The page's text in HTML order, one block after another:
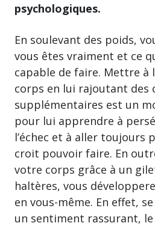
psychologiques.
En soulevant des poids,
vous êtes vraiment et ce
capable de faire. Mettre à
corps en lui rajoutant des
supplémentaires est un
pour lui apprendre à
l’échec et à aller toujours
croit pouvoir faire. En
votre corps grâce à un
haltères, vous
en vous-même. En effet,
un sentiment rassurant,